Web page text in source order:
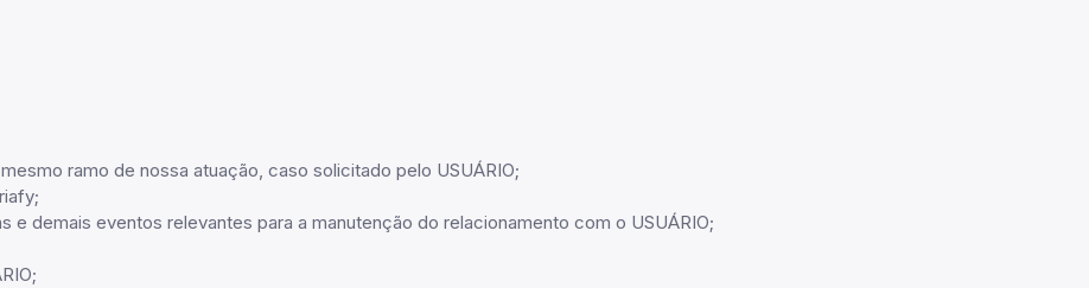
ramo de nossa atuação, caso solicitado pelo USUÁRIO;
demais eventos relevantes para a manutenção do relacionamento com o USUÁRIO;